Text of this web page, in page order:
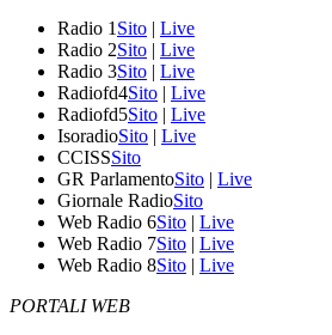
Radio 1 Sito | Live
Radio 2Sito | Live
Radio 3Sito | Live
Radiofd4Sito | Live
Radiofd5Sito | Live
IsoradioSito | Live
CCISSSito
GR ParlamentoSito | Live
Giornale RadioSito
Web Radio 6Sito | Live
Web Radio 7Sito | Live
Web Radio 8Sito | Live
PORTALI WEB